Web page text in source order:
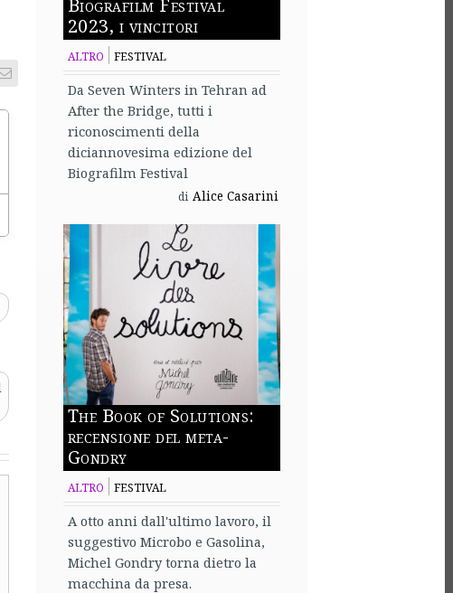
Email
Biografilm Festival
2023, i vincitori
ALTRO FESTIVAL
Da Seven Winters in Tehran ad
After the Bridge, tutti i
riconoscimenti della
diciannovesima edizione del
Biografilm Festival
di Alice Casarini
The Book of Solutions:
recensione del meta-
Gondry
ALTRO FESTIVAL
A otto anni dall'ultimo lavoro, il
suggestivo Microbo e Gasolina,
Michel Gondry torna dietro la
macchina da presa.